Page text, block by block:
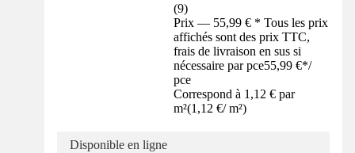
(9)
Prix — 55,99 € * Tous les prix
affichés sont des prix TTC,
frais de livraison en sus si
nécessaire par pce55,99 €*/
pce
Correspond à 1,12 € par
m²(1,12 €/ m²)
Disponible en ligne